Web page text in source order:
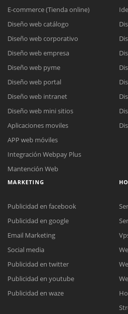
Reunión
Meet para la
Chat
Todos nuestros ejecutivos están fuera
E-commerce (Tienda online)
Diseño web catálogo
Diseño web corporativo
Diseño web empresa
Diseño web pyme
Diseño web portal
Diseño web intranet
Diseño web mini sitios
Aplicaciones moviles
APP web móviles
Integración Webpay Plus
Mantención Web
MARKETING
Publicidad en facebook
Publicidad en google
Email Marketing
Social media
Publicidad en twitter
Publicidad en youtube
Publicidad en waze